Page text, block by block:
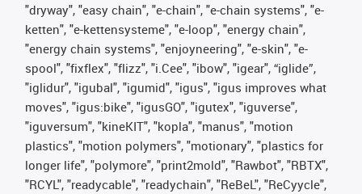
"dryway", "easy chain", "e-chain", "e-chain systems", "e-
ketten", "e-kettensysteme", "e-loop", "energy chain",
"energy chain systems", "enjoyneering", "e-skin", "e-
spool", "fixflex", "flizz", "i.Cee", "ibow", "igear", “iglide”,
"iglidur", "igubal", "igumid", "igus", "igus improves what
moves", "igus:bike", "igusGO", "igutex", "iguverse",
"iguversum", "kineKIT", "kopla", "manus", "motion
plastics", "motion polymers", "motionary", "plastics for
longer life", "polymore", "print2mold", "Rawbot", "RBTX",
"RCYL", "readycable", "readychain", "ReBeL", "ReCyycle",